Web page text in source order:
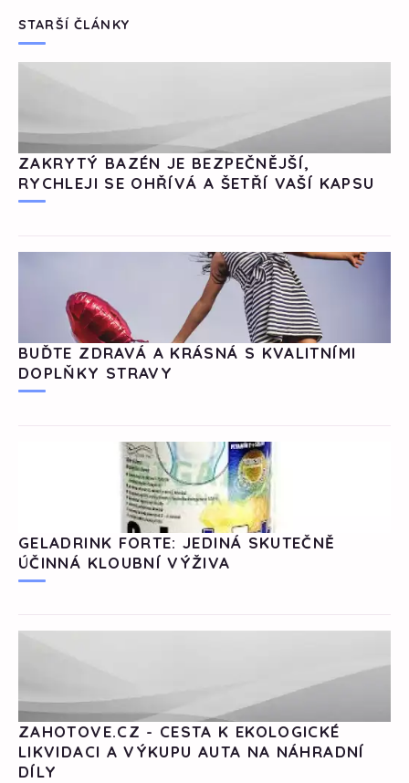
STARŠÍ ČLÁNKY
ZAKRYTÝ BAZÉN JE BEZPEČNĚJŠÍ,
RYCHLEJI SE OHŘÍVÁ A ŠETŘÍ VAŠÍ KAPSU
BUĎTE ZDRAVÁ A KRÁSNÁ S KVALITNÍMI
DOPLŇKY STRAVY
GELADRINK FORTE: JEDINÁ SKUTEČNĚ
ÚČINNÁ KLOUBNÍ VÝŽIVA
ZAHOTOVE.CZ - CESTA K EKOLOGICKÉ
LIKVIDACI A VÝKUPU AUTA NA NÁHRADNÍ
DÍLY